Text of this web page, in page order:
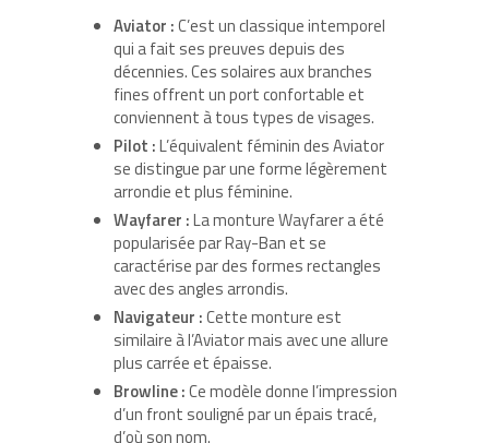
Aviator :C’est un classique intemporel
qui a fait ses preuves depuis des
décennies. Ces solaires aux branches
fines offrent un port confortable et
conviennent à tous types de visages.
Pilot :L’équivalent féminin des Aviator
se distingue par une forme légèrement
arrondie et plus féminine.
Wayfarer :La monture Wayfarer a été
popularisée par Ray-Ban et se
caractérise par des formes rectangles
avec des angles arrondis.
Navigateur :Cette monture est
similaire à l’Aviator mais avec une allure
plus carrée et épaisse.
Browline :Ce modèle donne l’impression
d’un front souligné par un épais tracé,
d’où son nom.